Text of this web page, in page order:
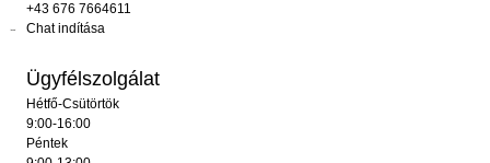
+43 676 7664611
Chat indítása
Ügyfélszolgálat
Hétfő-Csütörtök
9:00-16:00
Péntek